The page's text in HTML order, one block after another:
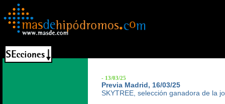
- 13/03/25
Previa Madrid, 16/03/25
SKYTREE, selección ganadora de la